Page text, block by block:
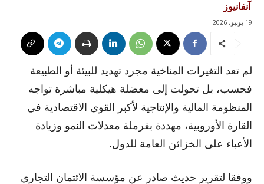
آنفانيوز
19 يونيو، 2026
لم تعد التغيرات المناخية مجرد تهديد للبيئة أو الطبيعة
فحسب، بل تحولت إلى معضلة هيكلية مباشرة تواجه
المنظومة المالية والإنتاجية لأكبر القوى الاقتصادية في
القارة الأوروبية، مهددة بفرملة معدلات النمو وزيادة
الأعباء على الخزائن العامة للدول.
ووفقا لتقرير حديث صادر عن مؤسسة الائتمان التجاري